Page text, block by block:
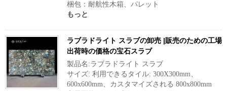
梱包：耐航性木箱、パレット
もっと
ラブラドライト スラブの卸売 |販売のための工場
出荷時の価格の宝石スラブ
製品名:ラブラドライト スラブ
サイズ: 利用できるタイル: 300X300mm、
600x600mm、カスタマイズされる 800x800mm